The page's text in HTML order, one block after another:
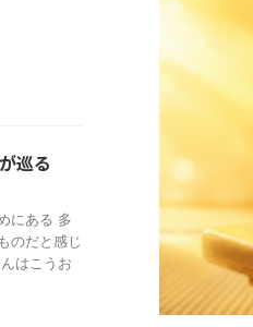
巡る
にある 多
のだと感じ
はこうお